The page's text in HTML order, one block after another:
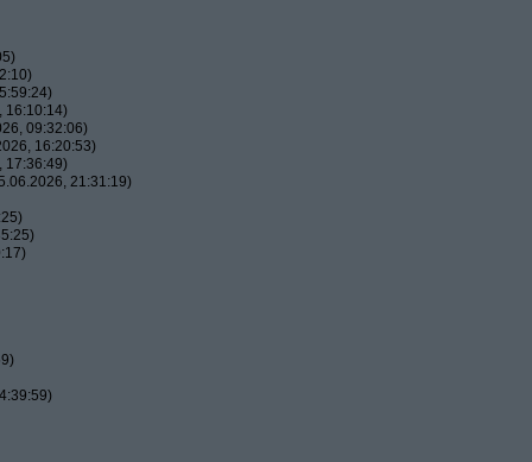
16:10:14)
09:32:06)
16:20:53)
17:36:49)
21:31:19)